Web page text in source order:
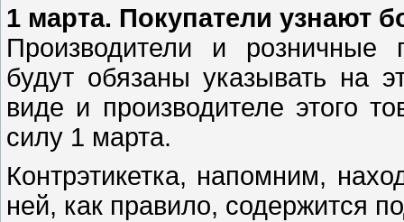
1 марта. Покупатели узнают
Производители и розничные
будут обязаны указывать на
виде и производителе этого
силу 1 марта.
Контрэтикетка, напомним,
ней, как правило, содержится